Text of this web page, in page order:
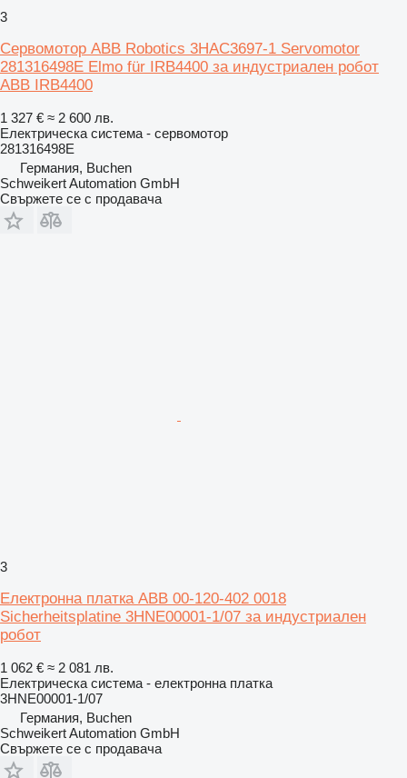
3
Сервомотор ABB Robotics 3HAC3697-1 Servomotor
281316498E Elmo für IRB4400 за индустриален робот
ABB IRB4400
1 327 € ≈ 2 600 лв.
Електрическа система - сервомотор
281316498E
Германия, Buchen
Schweikert Automation GmbH
Свържете се с продавача
3
Електронна платка ABB 00-120-402 0018
Sicherheitsplatine 3HNE00001-1/07 за индустриален
робот
1 062 € ≈ 2 081 лв.
Електрическа система - електронна платка
3HNE00001-1/07
Германия, Buchen
Schweikert Automation GmbH
Свържете се с продавача